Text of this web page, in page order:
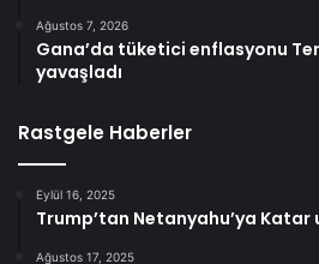
Ağustos 7, 2026
Gana’da tüketici enflasyonu
yavaşladı
Rastgele Haberler
Eylül 16, 2025
Trump’tan Netanyahu’ya Katar
Ağustos 17, 2025